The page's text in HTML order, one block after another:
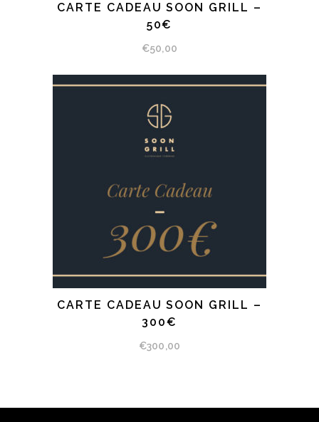
CARTE CADEAU SOON GRILL –
50€
€50,00
CARTE CADEAU SOON GRILL –
300€
€300,00